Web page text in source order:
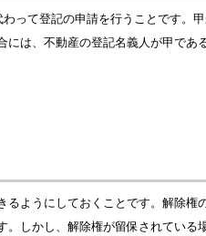
って登記の申請を行うことです。
は、不動産の登記名義人が甲であ
ようにしておくことです。解除権
しかし、解除権が留保されている